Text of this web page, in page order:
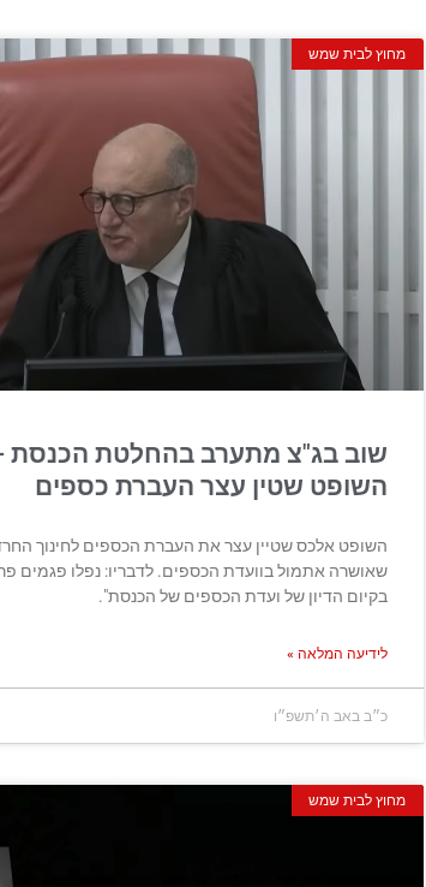
מחוץ לבית שמש
שוב בג"צ מתערב בהחלטת הכנסת
השופט שטין עצר העברת כספים
השופט אלכס שטיין עצר את העברת הכספים לחינוך
שאושרה אתמול בוועדת הכספים. לדבריו: נפלו פגמים
בקיום הדיון של ועדת הכספים של הכנסת".
לידיעה המלאה »
כ״ב באב ה׳תשפ״ו
מחוץ לבית שמש